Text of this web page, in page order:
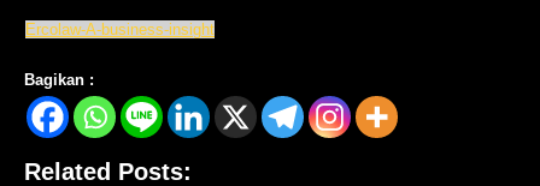
Ercolaw-A-business-insight
Bagikan :
Related Posts: